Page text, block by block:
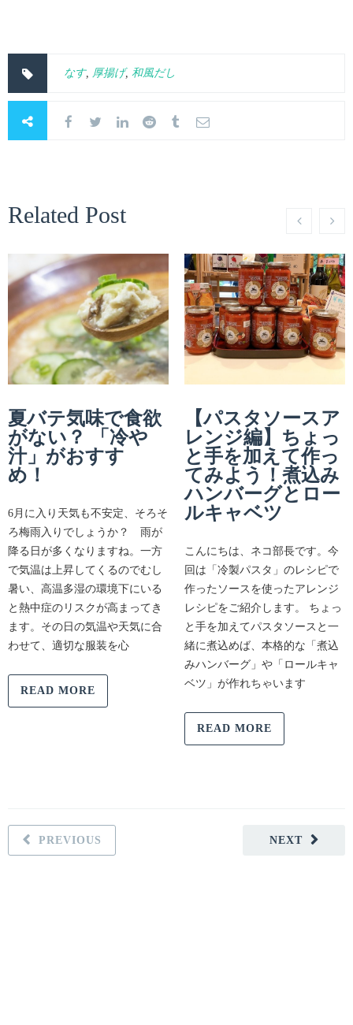
なす, 厚揚げ, 和風だし
Related Post
夏バテ気味で食欲
がない？ 「冷や
汁」がおすす
め！
6月に入り天気も不安定、そろそ
ろ梅雨入りでしょうか？ 雨が
降る日が多くなりますね。一方
で気温は上昇してくるのでむし
暑い、高温多湿の環境下にいる
と熱中症のリスクが高まってき
ます。その日の気温や天気に合
わせて、適切な服装を心
READ MORE
【パスタソースア
レンジ編】ちょっ
と手を加えて作っ
てみよう！煮込み
ハンバーグとロー
ルキャベツ
こんにちは、ネコ部長です。今
回は「冷製パスタ」のレシピで
作ったソースを使ったアレンジ
レシピをご紹介します。 ちょっ
と手を加えてパスタソースと一
緒に煮込めば、本格的な「煮込
みハンバーグ」や「ロールキャ
ベツ」が作れちゃいます
READ MORE
NEXT
PREVIOUS